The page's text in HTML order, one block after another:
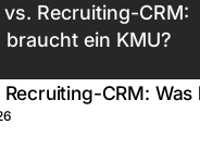
vs. Recruiting-CRM:
braucht ein KMU?
Recruiting-CRM: